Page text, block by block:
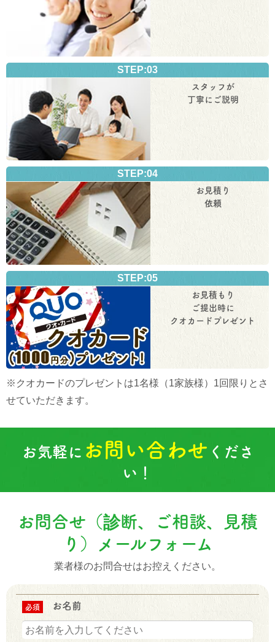
STEP:03
スタッフが
丁寧にご説明
STEP:04
お見積り
依頼
STEP:05
お見積もり
ご提出時に
クオカードプレゼント
※クオカードのプレゼントは1名様（1家族様）1回限りとさ
せていただきます。
お気軽に お問い合わせ くださ
い！
お問合せ（診断、ご相談、見積
り）メールフォーム
業者様のお問合せはお控えください。
お名前
必須